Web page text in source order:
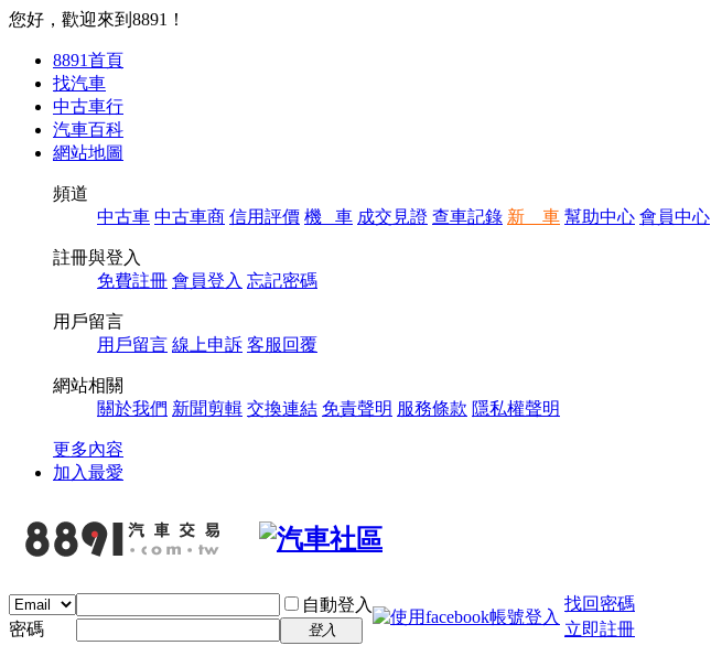
您好，歡迎來到8891！
8891首頁
找汽車
中古車行
汽車百科
網站地圖
頻道
中古車 中古車商 信用評價 機 車 成交見證 查車記錄 新 車 幫助中心 會員中心
註冊與登入
免費註冊 會員登入 忘記密碼
用戶留言
用戶留言 線上申訴 客服回覆
網站相關
關於我們 新聞剪輯 交換連結 免責聲明 服務條款 隱私權聲明
更多內容
加入最愛
自動登入
找回密碼
密碼
登入 立即註冊